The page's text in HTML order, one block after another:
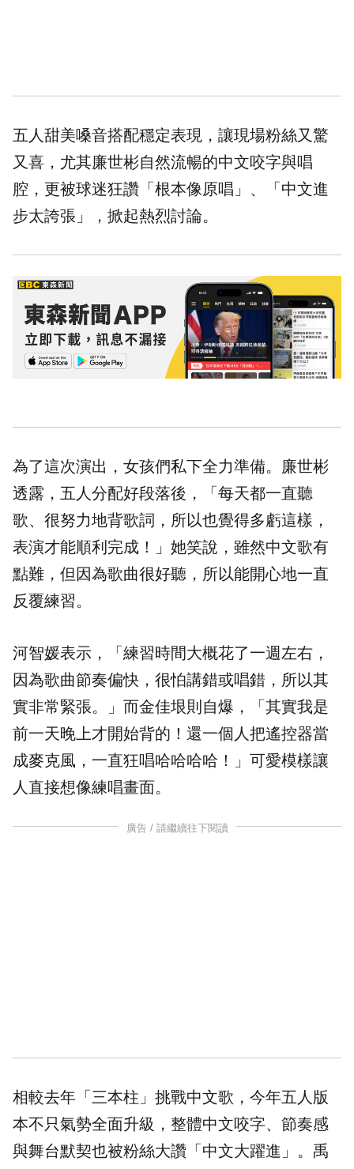
五人甜美嗓音搭配穩定表現，讓現場粉絲又驚
又喜，尤其廉世彬自然流暢的中文咬字與唱
腔，更被球迷狂讚「根本像原唱」、「中文進
步太誇張」，掀起熱烈討論。
為了這次演出，女孩們私下全力準備。廉世彬
透露，五人分配好段落後，「每天都一直聽
歌、很努力地背歌詞，所以也覺得多虧這樣，
表演才能順利完成！」她笑說，雖然中文歌有
點難，但因為歌曲很好聽，所以能開心地一直
反覆練習。
河智媛表示，「練習時間大概花了一週左右，
因為歌曲節奏偏快，很怕講錯或唱錯，所以其
實非常緊張。」而金佳垠則自爆，「其實我是
前一天晚上才開始背的！還一個人把遙控器當
成麥克風，一直狂唱哈哈哈哈！」可愛模樣讓
人直接想像練唱畫面。
廣告 / 請繼續往下閱讀
相較去年「三本柱」挑戰中文歌，今年五人版
本不只氣勢全面升級，整體中文咬字、節奏感
與舞台默契也被粉絲大讚「中文大躍進」。禹